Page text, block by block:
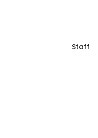
Staff